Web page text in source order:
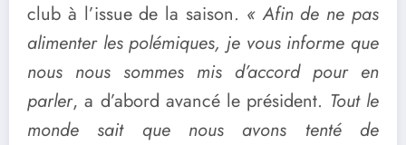
club à l’issue de la saison. « Afin de ne pas
alimenter les polémiques, je vous informe que
nous nous sommes mis d’accord pour en
parler, a d’abord avancé le président. Tout le
monde sait que nous avons tenté de